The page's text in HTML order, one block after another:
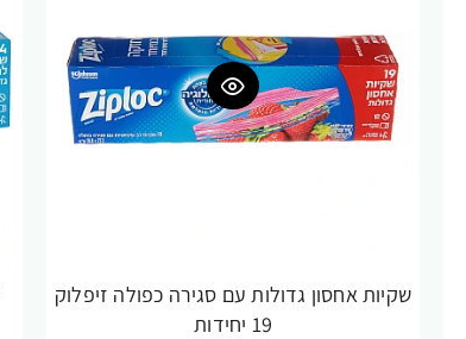
שקיות אחסון גדולות עם סגירה כפולה זיפלוק
19 יחידות